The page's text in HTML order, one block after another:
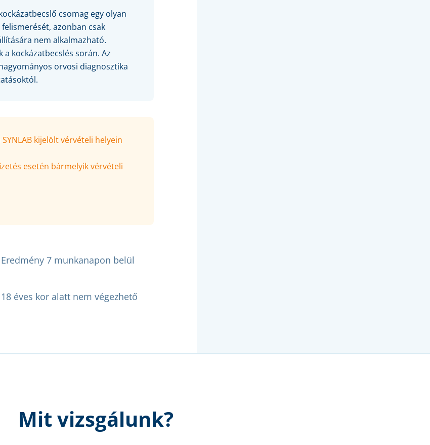
csomag egy olyan
azonban csak
nem alkalmazható.
kockázatbecslés során. Az
orvosi diagnosztika
kijelölt vérvételi helyein
esetén bármelyik vérvételi
Eredmény 7 munkanapon belül
18 éves kor alatt nem végezhető
Mit vizsgálunk?